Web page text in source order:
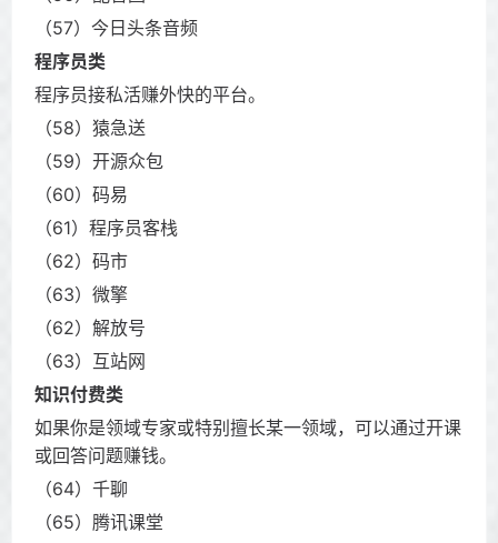
（57）今日头条音频
程序员类
程序员接私活赚外快的平台。
（58）猿急送
（59）开源众包
（60）码易
（61）程序员客栈
（62）码市
（63）微擎
（62）解放号
（63）互站网
知识付费类
如果你是领域专家或特别擅长某一领域，可以通过开课
或回答问题赚钱。
（64）千聊
（65）腾讯课堂